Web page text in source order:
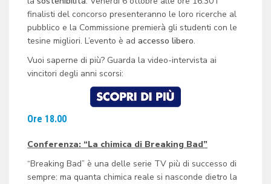
finalisti del concorso presenteranno le loro ricerche al
pubblico e la Commissione premierà gli studenti con le
tesine migliori. L’evento è ad accesso libero.
Vuoi saperne di più? Guarda la video-intervista ai
vincitori degli anni scorsi:
Ore 18.00
Conferenza: “La chimica di Breaking Bad”
“Breaking Bad” è una delle serie TV più di successo di
sempre: ma quanta chimica reale si nasconde dietro la